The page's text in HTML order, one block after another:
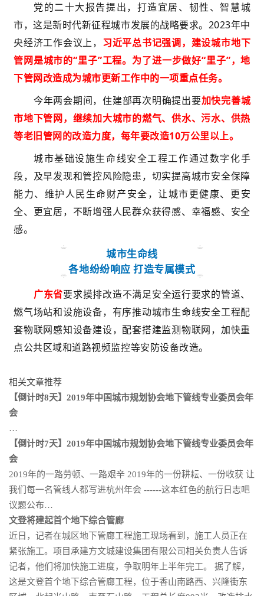
党的二十大报告提出，打造宜居、韧性、智慧城
市，这是新时代新征程城市发展的战略要求。2023年中
央经济工作会议上， 习近平总书记强调，建设城市地下
管网是城市的“里子”工程。为了进一步做好“里子”，地
下管网改造成为城市更新工作中的一项重点任务。
今年两会期间，住建部再次明确提出要加快完善城
市地下管网，继续加大城市的燃气、供水、污水、供热
等老旧管网的改造力度，每年要改造10万公里以上。
城市基础设施生命线安全工程工作通过数字化手
段，及早发现和管控风险隐患，切实提高城市安全保障
能力、维护人民生命财产安全，让城市更健康、更安
全、更宜居，不断增强人民群众获得感、幸福感、安全
感。
城市生命线
各地纷纷响应 打造专属模式
广东省要求摸排改造不满足安全运行要求的管道、
燃气场站和设施设备，有序推动城市生命线安全工程配
套物联网感知设备建设，配套搭建监测物联网，加快重
点公共区域和道路视频监控等安防设备改造。
相关文章推荐
【倒计时8天】2019年中国城市规划协会地下管线专业委员会年
会
…
【倒计时7天】2019年中国城市规划协会地下管线专业委员会年
会
2019年的一路劳顿、一路艰辛 2019年的一份耕耘、一份收获 让
我们每一名管线人都写进杭州年会 ------这本红色的航行日志吧
议题公布…
文登将建起首个地下综合管廊
近日，记者在城区地下管廊工程施工现场看到，施工人员正在
紧张施工。项目承建方文城建设集团有限公司相关负责人告诉
记者，他们将加快施工进度，争取明年上半年完工。 据了解，
这是文登首个地下综合管廊工程，位于香山南路西、兴隆街东